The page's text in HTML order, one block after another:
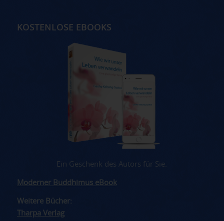
KOSTENLOSE EBOOKS
Ein Geschenk des Autors für Sie.
Moderner Buddhimus eBook
Weitere Bücher:
Tharpa Verlag